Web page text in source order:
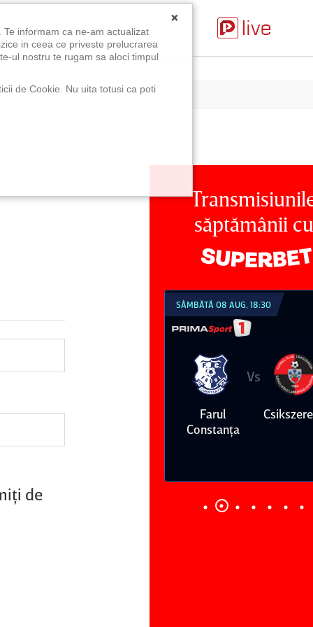
de
săptămânii cu
Farul
Vs
SÂMBĂTĂ 08 AUG, 21:30
Dinamo
Vs
FC
×
informam ca ne-am actualizat
in ceea ce priveste prelucrarea
ul nostru te rugam sa aloci timpul
de Cookie. Nu uita totusi ca poti